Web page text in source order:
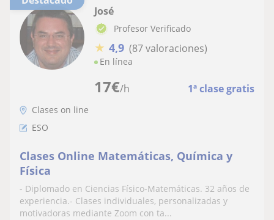
17€/h 1ª clase gratis
José
Profesor Verificado
★ 4,9 (87 valoraciones)
En línea
Clases on line
ESO
Clases Online Matemáticas, Química y
Física
- Diplomado en Ciencias Físico-Matemáticas. 32 años de
experiencia.- Clases individuales, personalizadas y
motivadoras mediante Zoom con ta...